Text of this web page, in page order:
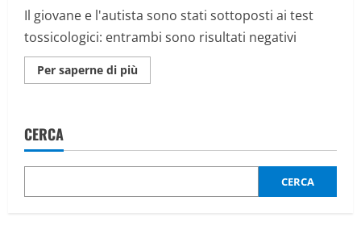
Il giovane e l'autista sono stati sottoposti ai test
tossicologici: entrambi sono risultati negativi
Per saperne di più
informazioni
in
durante
challenge,
CERCA
CERCA